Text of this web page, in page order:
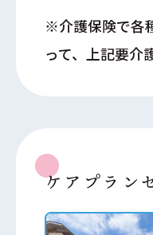
※介護保険で各
って、上記要介
ケアプラン